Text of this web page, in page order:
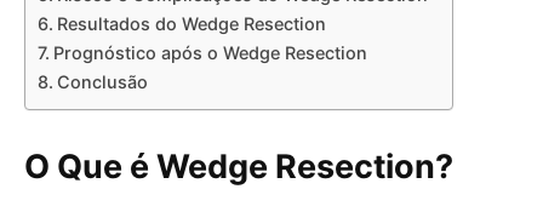
Resultados do Wedge Resection
Prognóstico após o Wedge Resection
Conclusão
O Que é Wedge Resection?